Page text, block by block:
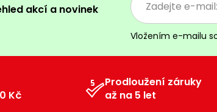
akcí a novinek
Vložením e-mailu
Kč
Prodloužení záruky
až na 5 let